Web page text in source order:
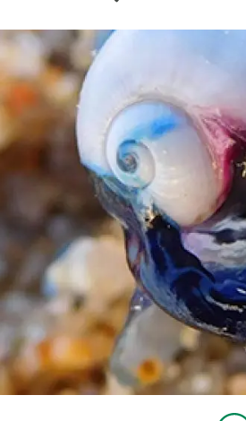
Observación de la Tierra
Temas transversales
Publicaciones
Synthesis Actions